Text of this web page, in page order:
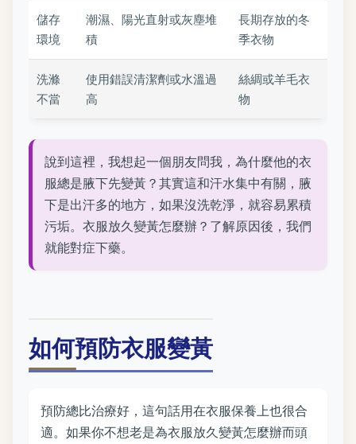
儲存
環境
潮濕、陽光直射或灰塵堆
積
長期存放的冬
季衣物
洗滌
不當
使用錯誤清潔劑或水溫過
高
絲綢或羊毛衣
物
說到這裡，我想起一個朋友問我，為什麼他的衣
服總是腋下先變黃？其實這和汗水集中有關，腋
下是出汗多的地方，如果沒洗乾淨，就容易累積
污垢。衣服放久變黃怎麼辦？了解原因後，我們
就能對症下藥。
如何預防衣服變黃
預防總比治療好，這句話用在衣服保養上也很合
適。如果你不想老是為衣服放久變黃怎麼辦而頭